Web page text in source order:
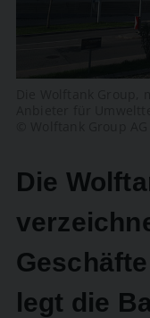
Die
legt die